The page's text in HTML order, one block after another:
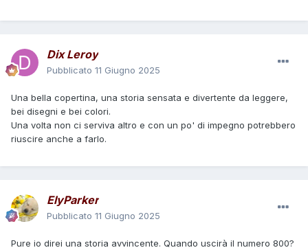
Dix Leroy
Pubblicato 11 Giugno 2025
Una bella copertina, una storia sensata e divertente da leggere,
bei disegni e bei colori.
Una volta non ci serviva altro e con un po' di impegno potrebbero
riuscire anche a farlo.
ElyParker
Pubblicato 11 Giugno 2025
Pure io direi una storia avvincente. Quando uscirà il numero 800?